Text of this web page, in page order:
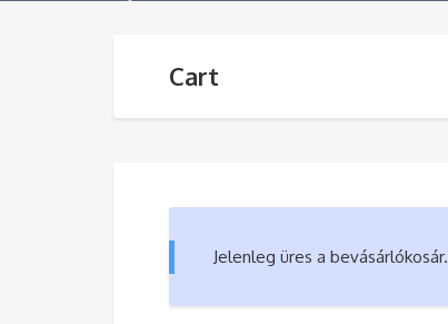
Cart
Jelenleg üres a bevásárlókosár.